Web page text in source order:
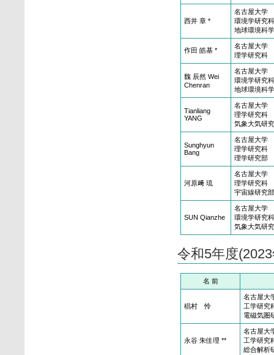
西井 章 *
名古屋大学
環境学研究科
地球環境科
作田 皓基 *
名古屋大学
理学研究科
魏 辰然 Wei
Chenran
名古屋大学
環境学研究科
地球環境科
Tianliang
YANG
名古屋大学
理学研究科
気象大気研
Sunghyun
Bang
名古屋大学
理学研究科
理学研究部
河原﨑 琉
名古屋大学
理学研究科
宇宙線研究部
SUN Qianzhe
名古屋大学
環境学研究科
気象大気研
令和5年度
名 前
椙村 怜
名古屋大
工学研究
電磁気圏
永谷 朱佳理 **
名古屋大
工学研究
総合解析